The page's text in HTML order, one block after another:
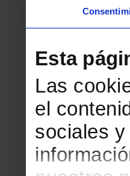
Esta
Las
el
sociales